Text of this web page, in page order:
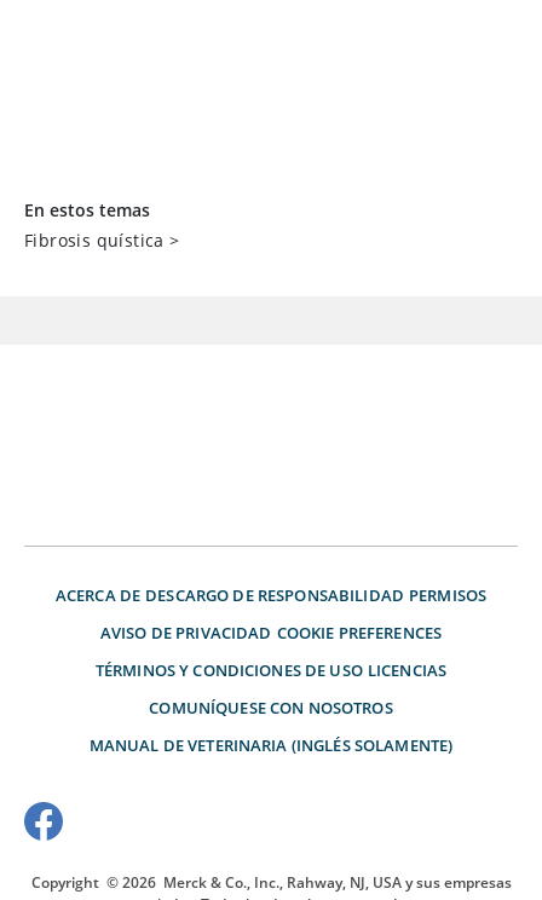
En estos temas
Fibrosis quística >
ACERCA DE DESCARGO DE RESPONSABILIDAD PERMISOS
AVISO DE PRIVACIDAD COOKIE PREFERENCES
TÉRMINOS Y CONDICIONES DE USO LICENCIAS
COMUNÍQUESE CON NOSOTROS
MANUAL DE VETERINARIA (INGLÉS SOLAMENTE)
Copyright © 2026 Merck & Co., Inc., Rahway, NJ, USA y sus empresas